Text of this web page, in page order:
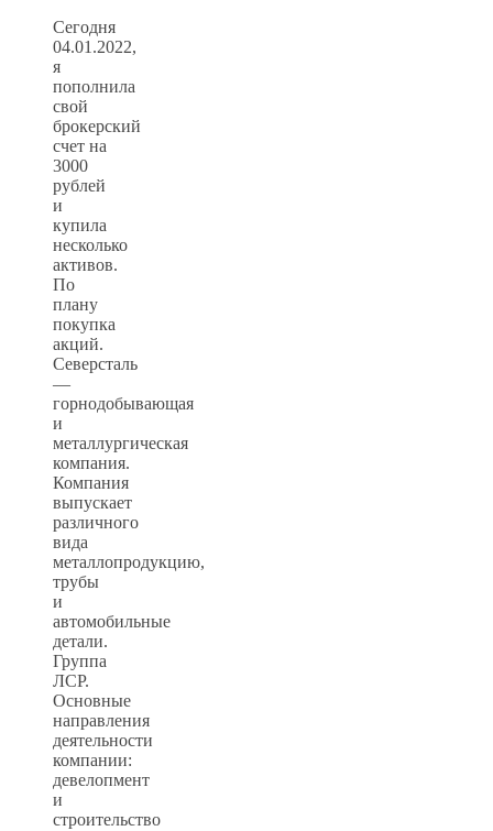
Сегодня
04.01.2022,
я
пополнила
свой
брокерский
счет на
3000
рублей
и
купила
несколько
активов.
По
плану
покупка
акций.
Северсталь
—
горнодобывающая
и
металлургическая
компания.
Компания
выпускает
различного
вида
металлопродукцию,
трубы
и
автомобильные
детали.
Группа
ЛСР.
Основные
направления
деятельности
компании:
девелопмент
и
строительство